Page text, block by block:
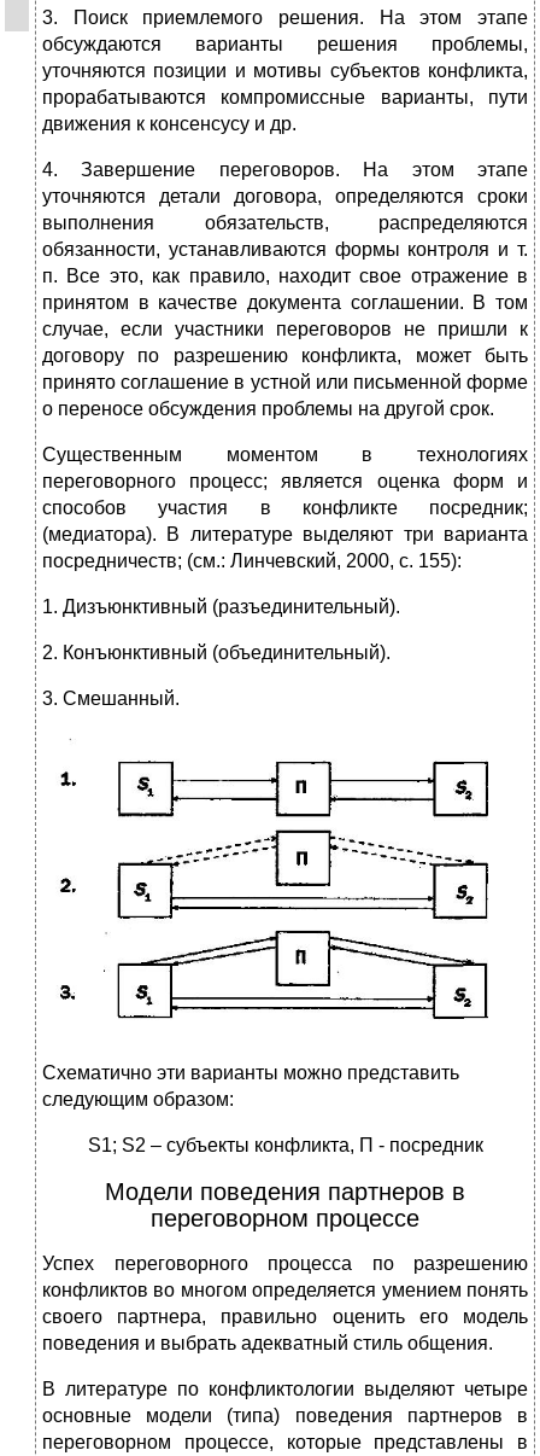
3. Поиск приемлемого решения. На этом этапе
обсуждаются вари­анты решения проблемы,
уточняются позиции и мотивы субъектов конфликта,
прорабатываются компромиссные варианты, пути
движе­ния к консенсусу и др.
4. Завершение переговоров. На этом этапе
уточняются детали дого­вора, определяются сроки
выполнения обязательств, распределяют­ся
обязанности, устанавливаются формы контроля и т.
п. Все это, как правило, находит свое отражение в
принятом в качестве документа соглашении. В том
случае, если участники переговоров не пришли к
договору по разрешению конфликта, может быть
принято соглаше­ние в устной или письменной форме
о переносе обсуждения пробле­мы на другой срок.
Существенным моментом в технологиях
переговорного процесс; является оценка форм и
способов участия в конфликте посредник;
(медиатора). В литературе выделяют три варианта
посредничеств; (см.: Линчевский, 2000, с. 155):
1. Дизъюнктивный (разъединительный).
2. Конъюнктивный (объединительный).
3. Смешанный.
Схематично эти варианты можно представить
следующим образом:
S1; S2 – субъекты конфликта, П - посредник
Модели поведения партнеров в
переговорном процессе
Успех переговорного процесса по разрешению
конфликтов во мно­гом определяется умением понять
своего партнера, правильно оце­нить его модель
поведения и выбрать адекватный стиль общения.
В литературе по конфликтологии выделяют четыре
основные мо­дели (типа) поведения партнеров в
переговорном процессе, которые представлены в